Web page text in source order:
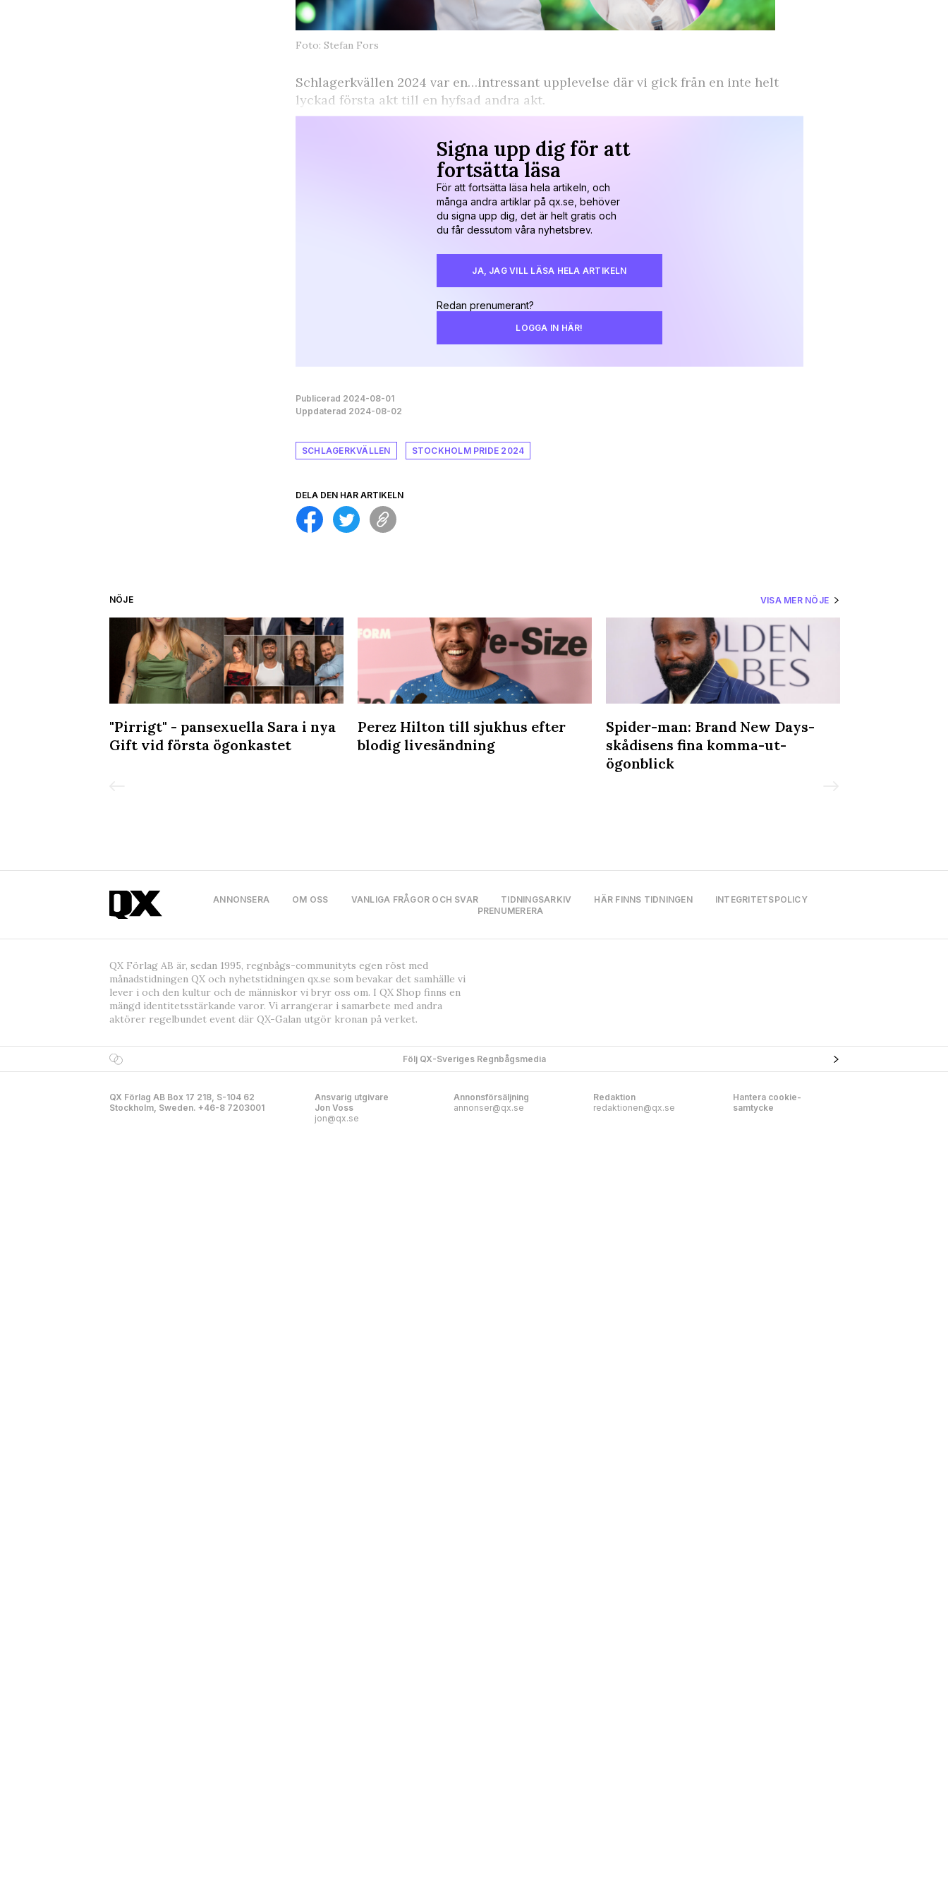
Foto: Stefan Fors
Schlagerkvällen 2024 var en…intressant upplevelse där vi gick från en inte helt
lyckad första akt till en hyfsad andra akt.
Signa upp dig för att
fortsätta läsa
För att fortsätta läsa hela artikeln, och
många andra artiklar på qx.se, behöver
du signa upp dig, det är helt gratis och
du får dessutom våra nyhetsbrev.
JA, JAG VILL LÄSA HELA ARTIKELN
Redan prenumerant?
LOGGA IN HÄR!
Publicerad 2024-08-01
Uppdaterad 2024-08-02
SCHLAGERKVÄLLEN STOCKHOLM PRIDE 2024
DELA DEN HÄR ARTIKELN
NÖJE VISA MER NÖJE
"Pirrigt" - pansexuella Sara i nya
Gift vid första ögonkastet
Perez Hilton till sjukhus efter
blodig livesändning
Spider-man: Brand New Days-
skådisens fina komma-ut-
ögonblick
ANNONSERA OM OSS VANLIGA FRÅGOR OCH SVAR TIDNINGSARKIV HÄR FINNS TIDNINGEN
INTEGRITETSPOLICY
PRENUMERERA
QX Förlag AB är, sedan 1995, regnbågs-communityts egen röst med
månadstidningen QX och nyhetstidningen qx.se som bevakar det samhälle vi
lever i och den kultur och de människor vi bryr oss om. I QX Shop finns en
mängd identitetsstärkande varor. Vi arrangerar i samarbete med andra
aktörer regelbundet event där QX-Galan utgör kronan på verket.
Följ QX-Sveriges Regnbågsmedia
QX Förlag AB Box 17 218, S-104 62
Stockholm, Sweden. +46-8 7203001
Ansvarig utgivare
Jon Voss
jon@qx.se
Annonsförsäljning
annonser@qx.se
Redaktion
redaktionen@qx.se
Hantera cookie-
samtycke